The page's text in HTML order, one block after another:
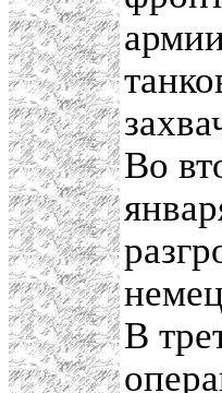
Во
В